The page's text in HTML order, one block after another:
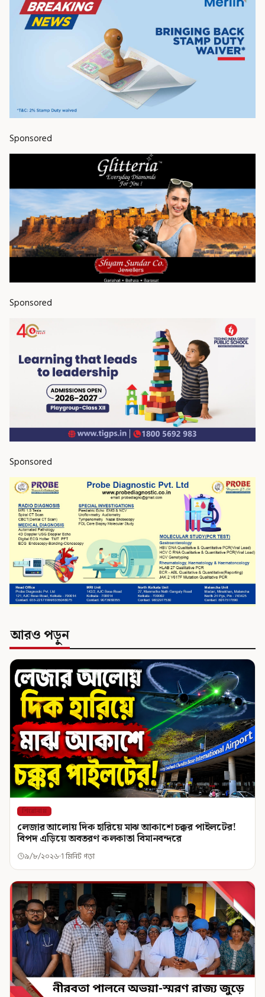
Sponsored
Sponsored
Sponsored
আরও পড়ুন
শিরোনাম
লেজার আলোয় দিক হারিয়ে মাঝ আকাশে চক্কর পাইলটের!
বিপদ এড়িয়ে অবতরণ কলকাতা বিমানবন্দরে
৯/৮/২০২৬ 1 মিনিট পড়া